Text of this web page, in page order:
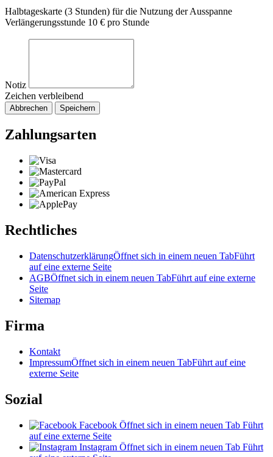
Halbtageskarte (3 Stunden) für die Nutzung der Ausspanne
Verlängerungsstunde 10 € pro Stunde
Notiz
Zeichen verbleibend
Abbrechen Speichern
Zahlungsarten
Rechtliches
DatenschutzerklärungÖffnet sich in einem neuen TabFührt
auf eine externe Seite
AGBÖffnet sich in einem neuen TabFührt auf eine externe
Seite
Sitemap
Firma
Kontakt
ImpressumÖffnet sich in einem neuen TabFührt auf eine
externe Seite
Sozial
Facebook Öffnet sich in einem neuen Tab Führt
auf eine externe Seite
Instagram Öffnet sich in einem neuen Tab Führt